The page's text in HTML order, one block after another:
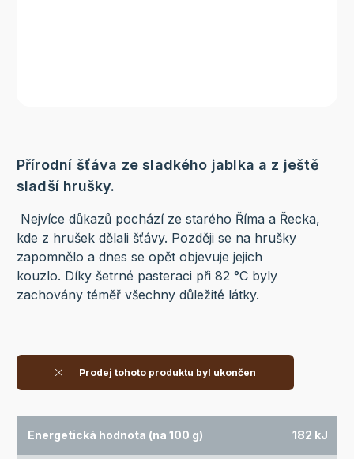
Přírodní šťáva ze sladkého jablka a z ještě
sladší hrušky.
Nejvíce důkazů pochází ze starého Říma a Řecka,
kde z hrušek dělali šťávy. Později se na hrušky
zapomnělo a dnes se opět objevuje jejich
kouzlo. Díky šetrné pasteraci při 82 °C byly
zachovány téměř všechny důležité látky.
Prodej tohoto produktu byl ukončen
Energetická hodnota (na 100 g) 182 kJ